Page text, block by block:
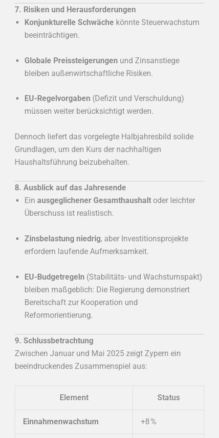
7. Risiken und Herausforderungen
Konjunkturelle Schwäche könnte Steuerwachstum
beeinträchtigen.
Globale Preissteigerungen und Zinsanstiege
bleiben außenwirtschaftliche Risiken.
EU-Regelvorgaben (Defizit und Verschuldung)
müssen weiter berücksichtigt werden.
Dennoch liefert das vorgelegte Halbjahresbild solide
Grundlagen, um den Kurs der nachhaltigen
Haushaltsführung beizubehalten.
8. Ausblick auf das Jahresende
Ein ausgeglichener Gesamthaushalt oder leichter
Überschuss ist realistisch.
Zinsbelastung niedrig, aber Investitionsprojekte
erfordern laufende Aufmerksamkeit.
EU-Budgetregeln (Stabilitäts- und Wachstumspakt)
bleiben maßgeblich: Die Regierung demonstriert
Bereitschaft zur Kooperation und
Reformorientierung.
9. Schlussbetrachtung
Zwischen Januar und Mai 2025 zeigt Zypern ein
beeindruckendes Zusammenspiel aus:
Element Status
Einnahmenwachstum +8 %